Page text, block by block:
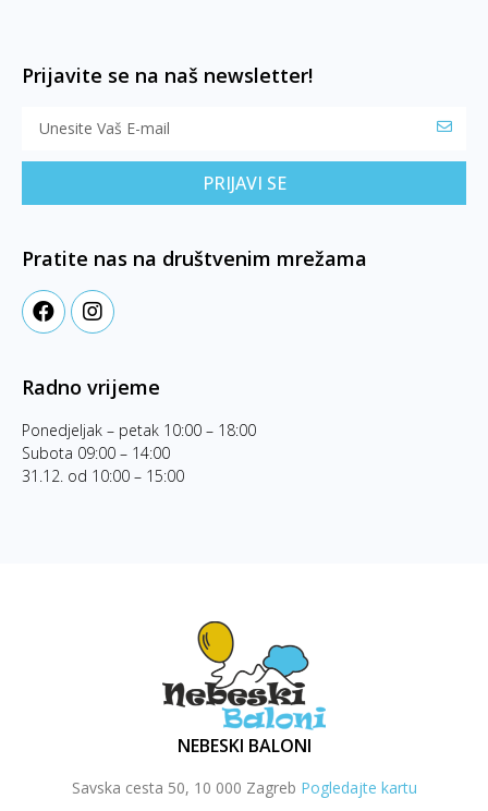
Prijavite se na naš newsletter!
PRIJAVI SE
Pratite nas na društvenim mrežama
Radno vrijeme
Ponedjeljak – petak 10:00 – 18:00
Subota 09:00 – 14:00
31.12. od 10:00 – 15:00
NEBESKI BALONI
Savska cesta 50, 10 000 Zagreb Pogledajte kartu